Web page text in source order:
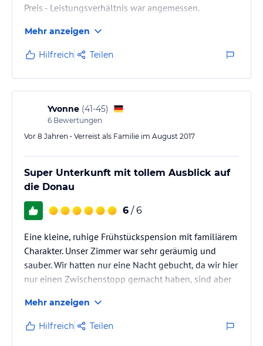
Preis - Leistungsverhältnis war angemessen.
Mehr anzeigen
Hilfreich Teilen
Yvonne (41-45)
6 Bewertungen
Vor 8 Jahren • Verreist als Familie im August 2017
Super Unterkunft mit tollem Ausblick auf
die Donau
6 / 6
Eine kleine, ruhige Frühstückspension mit familiärem
Charakter. Unser Zimmer war sehr geräumig und
sauber. Wir hatten nur eine Nacht gebucht, da wir hier
nur einen Zwischenstopp gemacht haben, sind aber
den Fahrrädern Urlaub machen und dort
übernachten.
Mehr anzeigen
Hilfreich Teilen